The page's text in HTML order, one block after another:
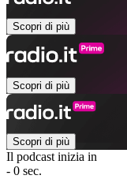
Scopri di più
Scopri di più
Scopri di più
Il podcast inizia in
- 0 sec.